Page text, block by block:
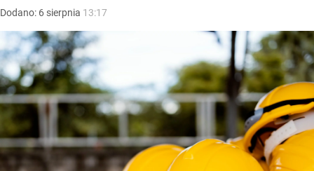
Dodano: 6 sierpnia 13:17